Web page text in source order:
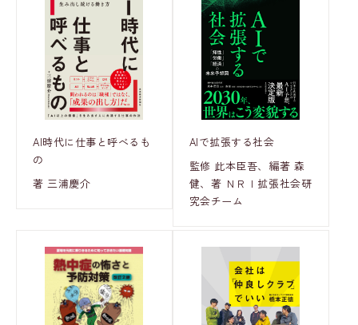
AI時代に仕事と呼べるも
の
著 三浦慶介
AIで拡張する社会
監修 此本臣吾、編著 森
健、著 ＮＲＩ拡張社会研
究会チーム